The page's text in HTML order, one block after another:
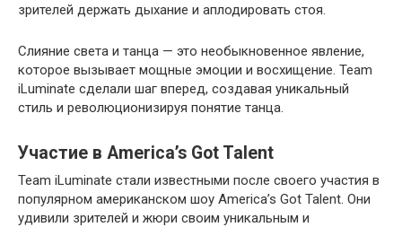
зрителей держать дыхание и аплодировать стоя.
Слияние света и танца — это необыкновенное явление,
которое вызывает мощные эмоции и восхищение. Team
iLuminate сделали шаг вперед, создавая уникальный
стиль и революционизируя понятие танца.
Участие в America’s Got Talent
Team iLuminate стали известными после своего участия в
популярном американском шоу America’s Got Talent. Они
удивили зрителей и жюри своим уникальным и